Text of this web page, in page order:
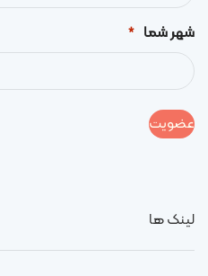
شهر شما *
لینک ها